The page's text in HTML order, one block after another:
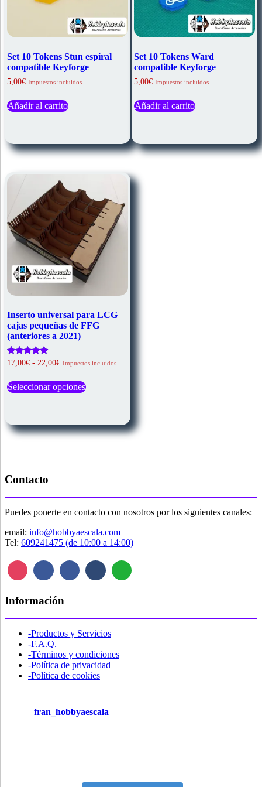
Set 10 Tokens Stun espiral
compatible Keyforge
5,00€ Impuestos incluidos
Añadir al carrito
Set 10 Tokens Ward
compatible Keyforge
5,00€ Impuestos incluidos
Añadir al carrito
Inserto universal para LCG
cajas pequeñas de FFG
(anteriores a 2021)
Valorado
con
de 5
17,00€ - 22,00€Rango
precios:
desde
Impuestos incluidos
Seleccionar opcionesproducto
Las
opciones
de
Contacto
Puedes ponerte en contacto con nosotros por los siguientes canales:
email: info@hobbyaescala.com
Tel: 609241475 (de 10:00 a 14:00)
Información
-Productos y Servicios
-F.A.Q.
-Términos y condiciones
-Política de privacidad
-Política de cookies
fran_hobbyaescala